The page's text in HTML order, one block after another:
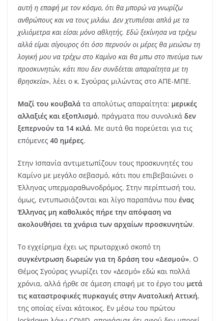
αυτή η επαφή με τον κόσμο, ότι θα μπορώ να γνωρίζω
ανθρώπους και να τους μιλάω. Δεν χτυπιέσαι απλά με τα
χιλιόμετρα και είσαι μόνο αθλητής. Εδώ ξεκίνησα να τρέχω
αλλά είμαι σίγουρος ότι όσο περνούν οι μέρες θα μειώσω τη
λογική μου να τρέχω στο Καμίνο και θα μπω στο πνεύμα των
προσκυνητών, κάτι που δεν συνδέεται απαραίτητα με τη
θρησκεία», λέει ο κ. Σγούρας μιλώντας στο ΑΠΕ-ΜΠΕ.
Μαζί του κουβαλά τα απολύτως απαραίτητα: μερικές
αλλαξιές και εξοπλισμό, πράγματα που συνολικά δεν
ξεπερνούν τα 14 κιλά. Με αυτά θα πορεύεται για τις
επόμενες 40 ημέρες.
Στην Ισπανία αντιμετωπίζουν τους προσκυνητές του
Καμίνο με μεγάλο σεβασμό, κάτι που επιβεβαιώνει ο
Έλληνας υπερμαραθωνοδρόμος. Στην περίπτωσή του,
όμως, εντυπωσιάζονται και λίγο παραπάνω που ένας
Έλληνας μη καθολικός πήρε την απόφαση να
ακολουθήσει τα χνάρια των αρχαίων προσκυνητών.
To εγχείρημα έχει ως πρωταρχικό σκοπό τη
συγκέντρωση δωρεών για τη δράση του «Δεσμού». Ο
Θέμος Σγούρας γνωρίζει τον «Δεσμό» εδώ και πολλά
χρόνια, αλλά ήρθε σε άμεση επαφή με το έργο του μετά
τις καταστροφικές πυρκαγιές στην Ανατολική Αττική,
της οποίας είναι κάτοικος. Εν μέσω του πρώτου